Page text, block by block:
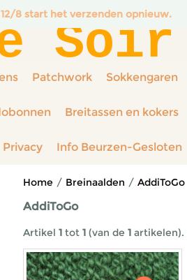
8 start het verzenden opnieuw.
Soir
Patchwork Sokkengaren
Breitassen en kokers
Privacy Info Beurzen-Gesloten
Home / Breinaalden / AddiToGo
AddiToGo
Artikel 1 tot 1 (van de 1 artikelen).